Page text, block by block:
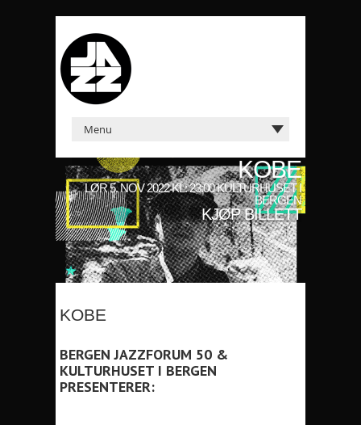
KOBE
LØR 5. NOV 2022 KL: 23:00 KULTURHUSET I
BERGEN
KJØP BILLETT
KOBE
BERGEN JAZZFORUM 50 &
KULTURHUSET I BERGEN
PRESENTERER: